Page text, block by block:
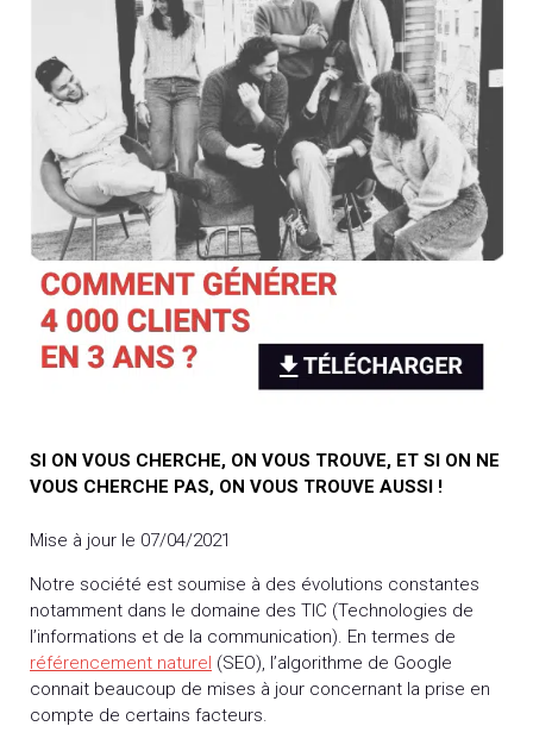
SI ON VOUS CHERCHE, ON VOUS TROUVE, ET SI ON NE
VOUS CHERCHE PAS, ON VOUS TROUVE AUSSI !
Mise à jour le 07/04/2021
Notre société est soumise à des évolutions constantes
notamment dans le domaine des TIC (Technologies de
l’informations et de la communication). En termes de
référencement naturel (SEO), l’algorithme de Google
connait beaucoup de mises à jour concernant la prise en
compte de certains facteurs.